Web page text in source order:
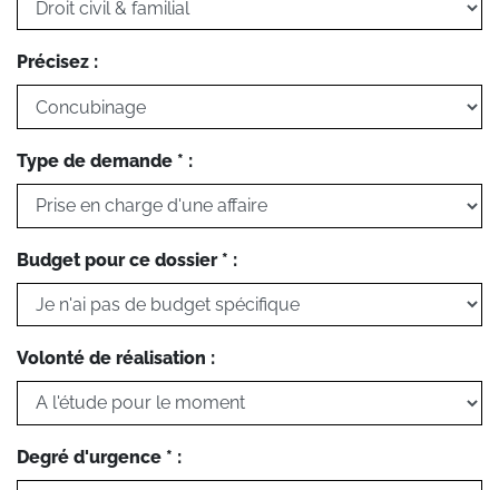
Précisez :
Type de demande * :
Budget pour ce dossier * :
Volonté de réalisation :
Degré d'urgence * :